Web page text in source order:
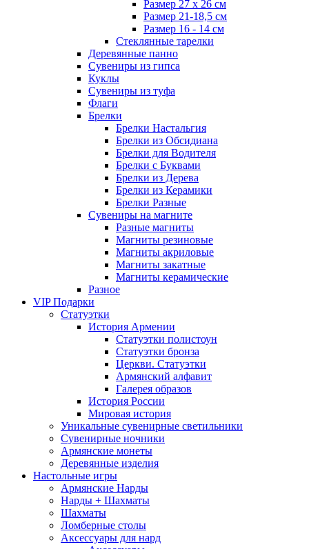
Размер 27 х 26 см
Размер 21-18,5 см
Размер 16 - 14 см
Стеклянные тарелки
Деревянные панно
Сувениры из гипса
Куклы
Сувениры из туфа
Флаги
Брелки
Брелки Настальгия
Брелки из Обсидиана
Брелки для Водителя
Брелки с Буквами
Брелки из Дерева
Брелки из Керамики
Брелки Разные
Сувениры на магните
Разные магниты
Магниты резиновые
Магниты акриловые
Магниты закатные
Магниты керамические
Разное
VIP Подарки
Статуэтки
История Армении
Статуэтки полистоун
Статуэтки бронза
Церкви. Статуэтки
Армянский алфавит
Галерея образов
История России
Мировая история
Уникальные сувенирные светильники
Сувенирные ночники
Армянские монеты
Деревянные изделия
Настольные игры
Армянские Нарды
Нарды + Шахматы
Шахматы
Ломберные столы
Аксессуары для нард